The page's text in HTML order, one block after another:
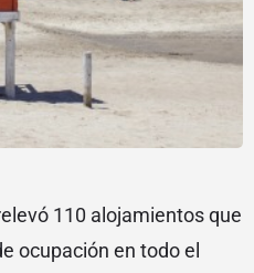
110 alojamientos que
ocupación en todo el